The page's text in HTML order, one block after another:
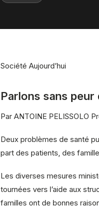
Société Aujourd’hui
Parlons sans
Par ANTOINE PELISSOLO
Deux problèmes de santé
part des patients, des
Les diverses mesures
tournées vers l’aide aux
familles ont de bonnes